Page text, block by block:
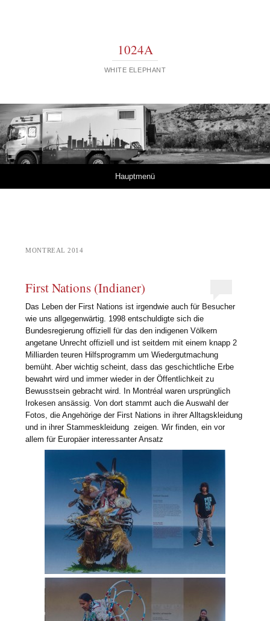
1024A
WHITE ELEPHANT
Hauptmenü
MONTREAL 2014
First Nations (Indianer)
Das Leben der First Nations ist irgendwie auch für Besucher
wie uns allgegenwärtig. 1998 entschuldigte sich die
Bundesregierung offiziell für das den indigenen Völkern
angetane Unrecht offiziell und ist seitdem mit einem knapp 2
Milliarden teuren Hilfsprogramm um Wiedergutmachung
bemüht. Aber wichtig scheint, dass das geschichtliche Erbe
bewahrt wird und immer wieder in der Öffentlichkeit zu
Bewusstsein gebracht wird. In Montréal waren ursprünglich
Irokesen ansässig. Von dort stammt auch die Auswahl der
Fotos, die Angehörige der First Nations in ihrer Alltagskleidung
und in ihrer Stammeskleidung zeigen. Wir finden, ein vor
allem für Europäer interessanter Ansatz